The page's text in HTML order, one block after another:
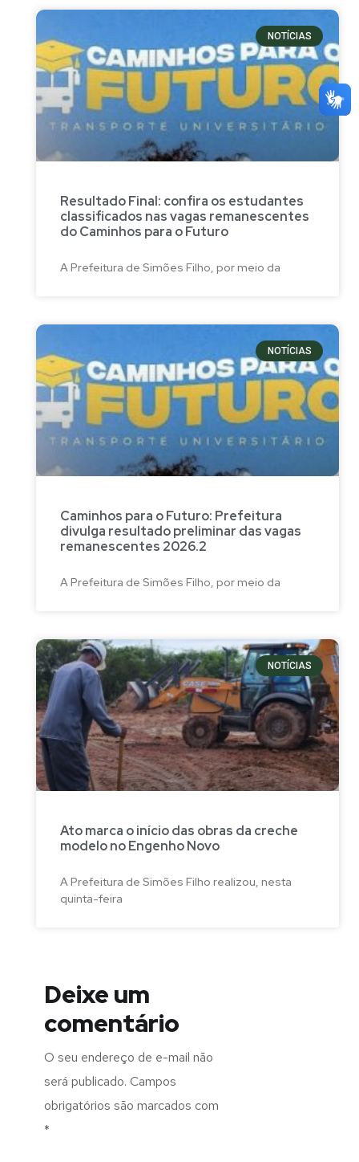
NOTÍCIAS
Resultado Final: confira os estudantes
classificados nas vagas remanescentes
do Caminhos para o Futuro
A Prefeitura de Simões Filho, por meio da
NOTÍCIAS
Caminhos para o Futuro: Prefeitura
divulga resultado preliminar das vagas
remanescentes 2026.2
A Prefeitura de Simões Filho, por meio da
NOTÍCIAS
Ato marca o início das obras da creche
modelo no Engenho Novo
A Prefeitura de Simões Filho realizou, nesta
quinta-feira
Deixe um
comentário
O seu endereço de e-mail não
será publicado. Campos
obrigatórios são marcados com
*